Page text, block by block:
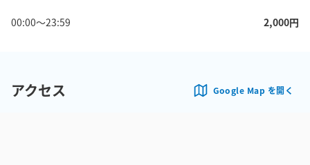
00:00〜23:59 2,000円
アクセス Google Map を開く